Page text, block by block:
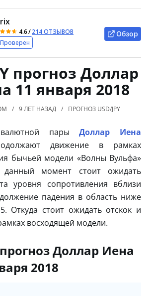
4.6/214 ОТЗЫВОВ
Проверен
Обзор
прогноз Доллар
11 января 2018
9 ЛЕТ НАЗАД ПРОГНОЗ USD/JPY
валютной парыДоллар Иена
движение в рамках
бычьей модели «Волны Вульфа»
момент стоит ожидать
уровня сопротивления вблизи
падения в область ниже
Откуда стоит ожидать отскок и
восходящей модели.
прогноз Доллар Иена
2018